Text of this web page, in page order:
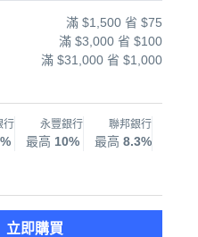
滿 $1,500 省 $75
滿 $3,000 省 $100
滿 $31,000 省 $1,000
行 永豐銀行
最高 10%
聯邦銀行
最高 8.3%
立即購買